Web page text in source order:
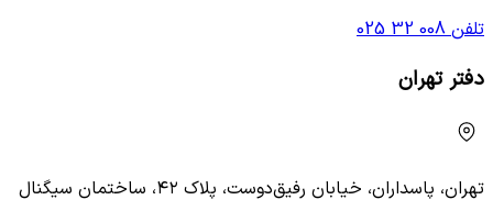
تلفن 025 32 008
دفتر تهران
تهران، پاسداران، خیابان رفیق‌دوست، پلاک ۴۲، ساختمان سیگنال